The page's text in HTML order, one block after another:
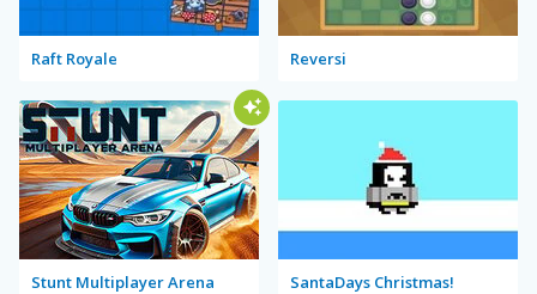
Raft Royale Reversi
Stunt Multiplayer Arena SantaDays Christmas!